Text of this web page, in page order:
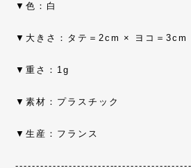
▼色：白
▼大きさ：タテ＝2cm × ヨコ＝
▼重さ：1g
▼素材：プラスチック
▼生産：フランス